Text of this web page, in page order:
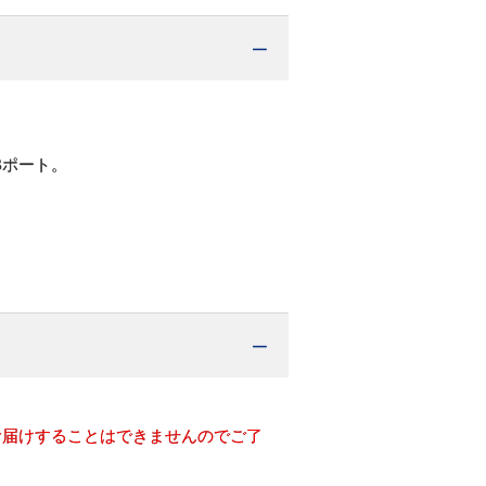
ート。
けすることはできませんのでご了